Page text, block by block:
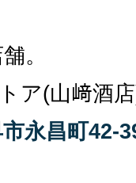
。
ア(山﨑酒
永昌町42-